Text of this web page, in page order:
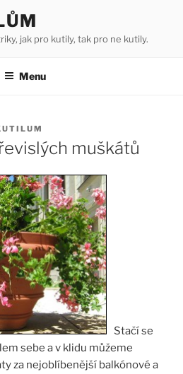
jak pro kutily, tak pro ne kutily.
Menu
muškátů
Stačí se
sebe a v klidu můžeme
za nejoblíbenější balkónové a